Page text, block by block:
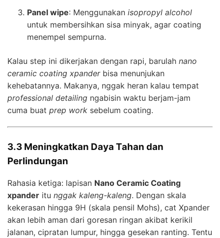
Panel wipe: Menggunakan isopropyl alcohol
untuk membersihkan sisa minyak, agar coating
menempel sempurna.
Kalau step ini dikerjakan dengan rapi, barulah nano
ceramic coating xpanderbisa menunjukan
kehebatannya. Makanya, nggak heran kalau tempat
professional detailing ngabisin waktu berjam-jam
cuma buat prep work sebelum coating.
3.3 Meningkatkan Daya Tahan dan
Perlindungan
Rahasia ketiga: lapisan Nano Ceramic Coating
xpander itu nggak kaleng-kaleng. Dengan skala
kekerasan hingga 9H (skala pensil Mohs), cat Xpander
akan lebih aman dari goresan ringan akibat kerikil
jalanan, cipratan lumpur, hingga gesekan ranting. Tentu